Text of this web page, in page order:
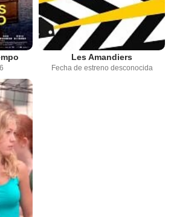
Les Amandiers
Fecha de estreno desconocida